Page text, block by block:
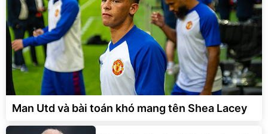
Man Utd và bài toán khó mang tên Shea Lacey